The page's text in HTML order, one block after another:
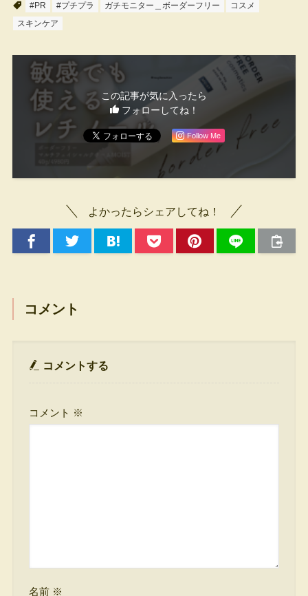
#PR
#プチプラ ガチモニター＿ボーダーフリー
コスメ
スキンケア
この記事が気に入ったら
フォローしてね！
Follow Me
よかったらシェアしてね！
コメント
コメントする
コメント ※
名前 ※